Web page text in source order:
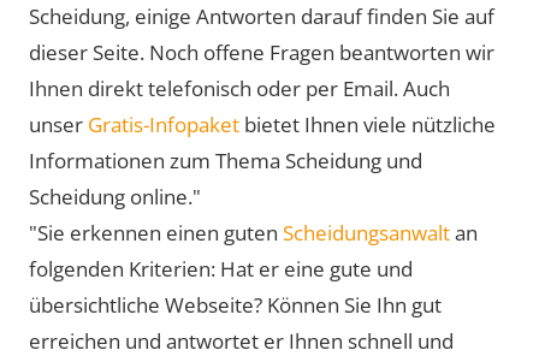
Scheidung, einige Antworten darauf finden Sie auf
dieser Seite. Noch offene Fragen beantworten wir
Ihnen direkt telefonisch oder per Email. Auch
unser Gratis-Infopaket bietet Ihnen viele nützliche
Informationen zum Thema Scheidung und
Scheidung online."
"Sie erkennen einen guten Scheidungsanwaltan
folgenden Kriterien: Hat er eine gute und
übersichtliche Webseite? Können Sie Ihn gut
erreichen und antwortet er Ihnen schnell und